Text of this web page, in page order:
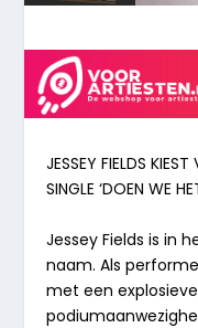
JESSEY FIELDS
SINGLE ‘DOEN WE
Jessey Fields is in
naam. Als
met een